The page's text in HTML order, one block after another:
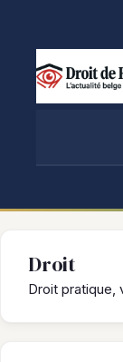
Droit
Droit pratique,